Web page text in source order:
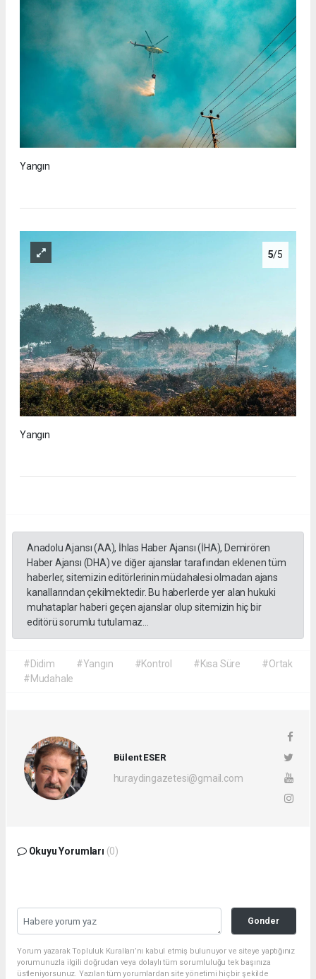
Yangın
5/5
Yangın
Anadolu Ajansı (AA), İhlas Haber Ajansı (İHA), Demirören
Haber Ajansı (DHA) ve diğer ajanslar tarafından eklenen tüm
haberler, sitemizin editörlerinin müdahalesi olmadan ajans
kanallarından çekilmektedir. Bu haberlerde yer alan hukuki
muhataplar haberi geçen ajanslar olup sitemizin hiç bir
editörü sorumlu tutulamaz...
#Didim #Yangın #Kontrol #Kısa Süre
#Ortak
#Mudahale
Bülent ESER
huraydingazetesi@gmail.com
Okuyu Yorumları (0)
Gonder
Yorum yazarak Topluluk Kuralları’nı kabul etmiş bulunuyor ve siteye yaptığınız
yorumunuzla ilgili doğrudan veya dolaylı tüm sorumluluğu tek başınıza
üstleniyorsunuz. Yazılan tüm yorumlardan site yönetimi hiçbir şekilde